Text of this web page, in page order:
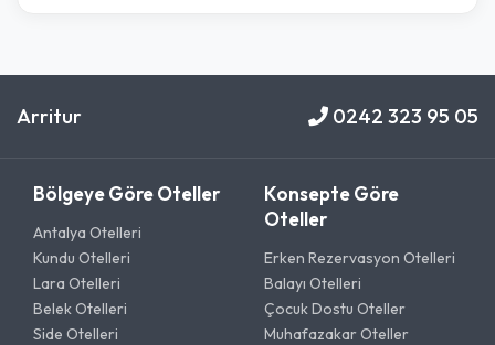
Arritur 0242 323 95 05
Bölgeye Göre Oteller
Antalya Otelleri
Kundu Otelleri
Lara Otelleri
Belek Otelleri
Side Otelleri
Konsepte Göre
Oteller
Erken Rezervasyon Otelleri
Balayı Otelleri
Çocuk Dostu Oteller
Muhafazakar Oteller